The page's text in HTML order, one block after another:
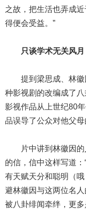
之故，把生活也弄成
得便会受益。”
只谈学术无关风
提到梁思成、林徽
种影视剧的改编成了
影视作品从上世纪80
品误导了公众对他父母
片中讲到林徽因的
的信，信中这样写道
有天赋天分和聪明（
避林徽因与这两位名
被八卦绯闻牵绊，更